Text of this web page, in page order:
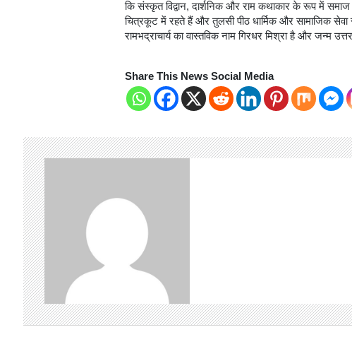
कि संस्कृत विद्वान, दार्शनिक और राम कथाकार के रूप में समाज
चित्रकूट में रहते हैं और तुलसी पीठ धार्मिक और सामाजिक
रामभद्राचार्य का वास्तविक नाम गिरधर मिश्रा है और जन्म
Share This News Social Media